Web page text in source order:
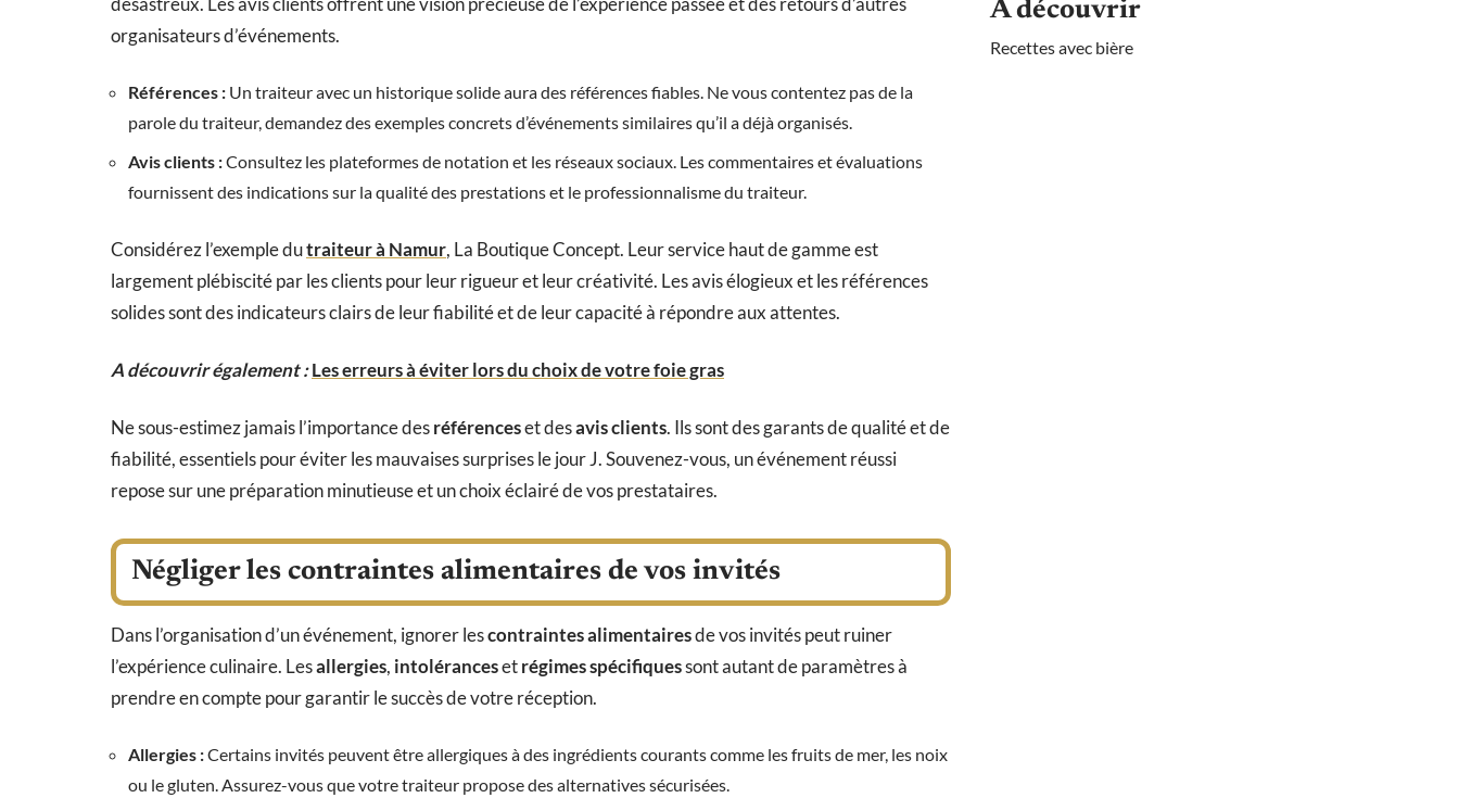
organisateurs d’événements.
Références : Un traiteur avec un historique solide aura des références fiables. Ne vous contentez pas de la
parole du traiteur, demandez des exemples concrets d’événements similaires qu’il a déjà organisés.
Avis clients :Consultez les plateformes de notation et les réseaux sociaux. Les commentaires et évaluations
fournissent des indications sur la qualité des prestations et le professionnalisme du traiteur.
Considérez l’exemple dutraiteur à Namur, La Boutique Concept. Leur service haut de gamme est
largement plébiscité par les clients pour leur rigueur et leur créativité. Les avis élogieux et les références
solides sont des indicateurs clairs de leur fiabilité et de leur capacité à répondre aux attentes.
A découvrir également :Les erreurs à éviter lors du choix de votre foie gras
Ne sous-estimez jamais l’importance desréférenceset desavis clients. Ils sont des garants de qualité et de
fiabilité, essentiels pour éviter les mauvaises surprises le jour J. Souvenez-vous, un événement réussi
repose sur une préparation minutieuse et un choix éclairé de vos prestataires.
Négliger les contraintes alimentaires de vos invités
Dans l’organisation d’un événement, ignorer lescontraintes alimentairesde vos invités peut ruiner
l’expérience culinaire. Lesallergies, intolérancesetrégimes spécifiquessont autant de paramètres à
prendre en compte pour garantir le succès de votre réception.
Allergies :Certains invités peuvent être allergiques à des ingrédients courants comme les fruits de mer, les noix
ou le gluten. Assurez-vous que votre traiteur propose des alternatives sécurisées.
À découvrir
Recettes avec bière